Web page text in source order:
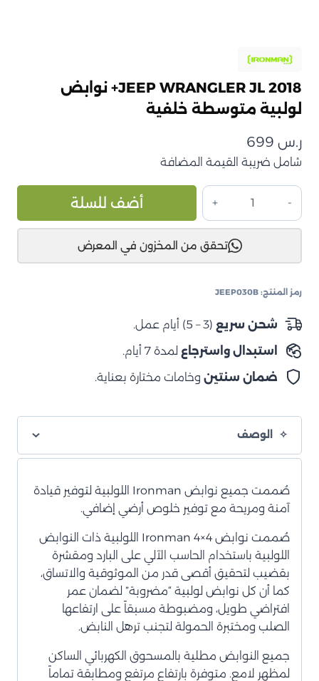
JEEP WRANGLER JL 2018+ نوابض
لولبية متوسطة خلفية
ر.س
شامل ضريبة القيمة المضافة
كمية
JEEP
WRANGLER
2018+
لولبية
متوسطة
أضف للسلة
تحقق من المخزون في المعرض
رمز المنتج: JEEP030B
شحن سريع (3 – 5) أيام عمل.
استبدال واسترجاع لمدة 7 أيام.
ضمان سنتين وخامات مختارة بعناية.
الوصف
صُممت جميع نوابض Ironman اللولبية لتوفير قيادة
آمنة ومريحة مع توفير خلوص أرضي إضافي.
صُممت نوابض Ironman 4×4 اللولبية ذات النوابض
اللولبية باستخدام الحاسب الآلي على البارد ومقشرة
بقضيب لتحقيق أقصى قدر من الموثوقية والاتساق،
كما أن كل نوابض لولبية “مضروبة” لضمان عمر
افتراضي طويل، ومضبوطة مسبقاً على ارتفاعها
الصلب ومختبرة الحمولة لتجنب ترهل النابض.
جميع النوابض مطلية بالمسحوق الكهربائي الساكن
لمظهر لامع. متوفرة بارتفاع مرتفع ومطابقة تماماً